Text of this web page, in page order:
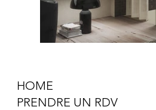
HOME
PRENDRE UN RDV